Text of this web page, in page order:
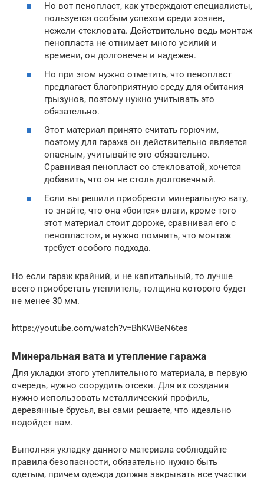
Но вот пенопласт, как утверждают специалисты,
пользуется особым успехом среди хозяев,
нежели стекловата. Действительно ведь монтаж
пенопласта не отнимает много усилий и
времени, он долговечен и надежен.
Но при этом нужно отметить, что пенопласт
предлагает благоприятную среду для обитания
грызунов, поэтому нужно учитывать это
обязательно.
Этот материал принято считать горючим,
поэтому для гаража он действительно является
опасным, учитывайте это обязательно.
Сравнивая пенопласт со стекловатой, хочется
добавить, что он не столь долговечный.
Если вы решили приобрести минеральную вату,
то знайте, что она «боится» влаги, кроме того
этот материал стоит дороже, сравнивая его с
пенопластом, и нужно помнить, что монтаж
требует особого подхода.
Но если гараж крайний, и не капитальный, то лучше
всего приобретать утеплитель, толщина которого будет
не менее 30 мм.
https://youtube.com/watch?v=BhKWBeN6tes
Минеральная вата и утепление гаража
Для укладки этого утеплительного материала, в первую
очередь, нужно соорудить отсеки. Для их создания
нужно использовать металлический профиль,
деревянные брусья, вы сами решаете, что идеально
подойдет вам.
Выполняя укладку данного материала соблюдайте
правила безопасности, обязательно нужно быть
одетым, причем одежда должна закрывать все участки